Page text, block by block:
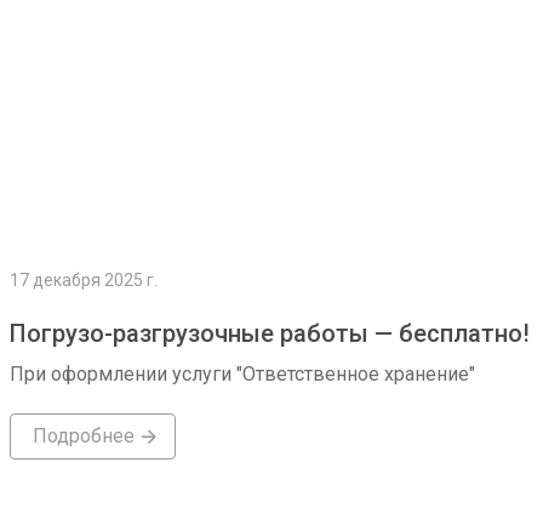
17 декабря 2025 г.
Погрузо-разгрузочные работы — бесплатно!
При оформлении услуги "Ответственное хранение"
Подробнее